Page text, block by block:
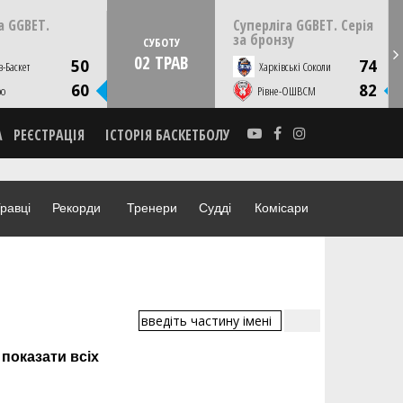
GGBET.
Баскет 50
60
30 квітня
СУБОТУ
02 ТРАВ
Суперліга GGBET. Серія
за бронзу
Харківські Соколи 74
Рівне-ОШВСМ 82
РЕЄСТРАЦІЯ ІСТОРІЯ БАСКЕТБОЛУ
Рекорди Тренери Судді Комісари
показати всіх